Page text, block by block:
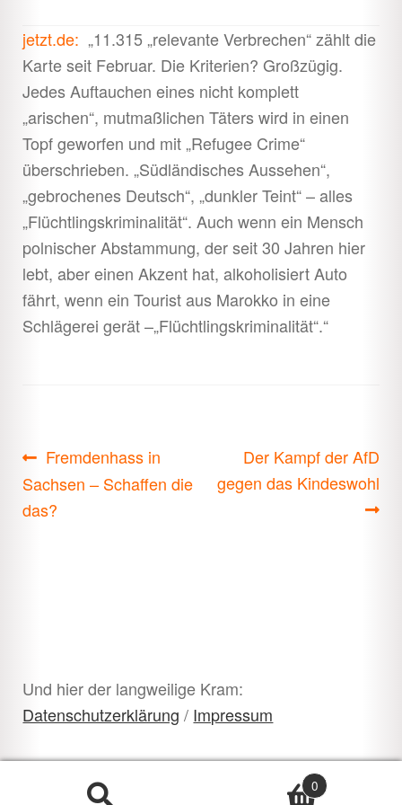
jetzt.de: „11.315 „relevante Verbrechen“ zählt die
Karte seit Februar. Die Kriterien? Großzügig.
Jedes Auftauchen eines nicht komplett
„arischen“, mutmaßlichen Täters wird in einen
Topf geworfen und mit „Refugee Crime“
überschrieben. „Südländisches Aussehen“,
„gebrochenes Deutsch“, „dunkler Teint“ – alles
„Flüchtlingskriminalität“. Auch wenn ein Mensch
polnischer Abstammung, der seit 30 Jahren hier
lebt, aber einen Akzent hat, alkoholisiert Auto
fährt, wenn ein Tourist aus Marokko in eine
Schlägerei gerät –„Flüchtlingskriminalität“.“
Beitragsnavigation
Vorheriger
Beitrag:
Fremdenhass in
Sachsen – Schaffen die
das?
Nächster
Beitrag:
Der Kampf der AfD
gegen das Kindeswohl
Und hier der langweilige Kram:
Datenschutzerklärung / Impressum
0